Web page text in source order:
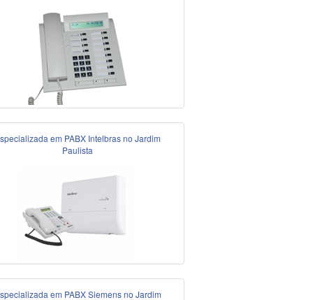
em PABX Intelbras no Jardim
Paulista
em PABX Siemens no Jardim